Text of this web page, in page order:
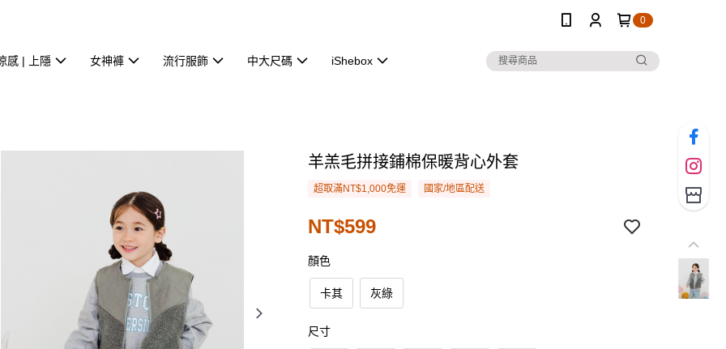
0
感 | 上隱 女神褲 流行服飾 中大尺碼 iShebox
羊羔毛拼接鋪棉保暖背心外套
超取滿NT$1,000免運 國家/地區配送
NT$599
顏色
卡其 灰綠
尺寸